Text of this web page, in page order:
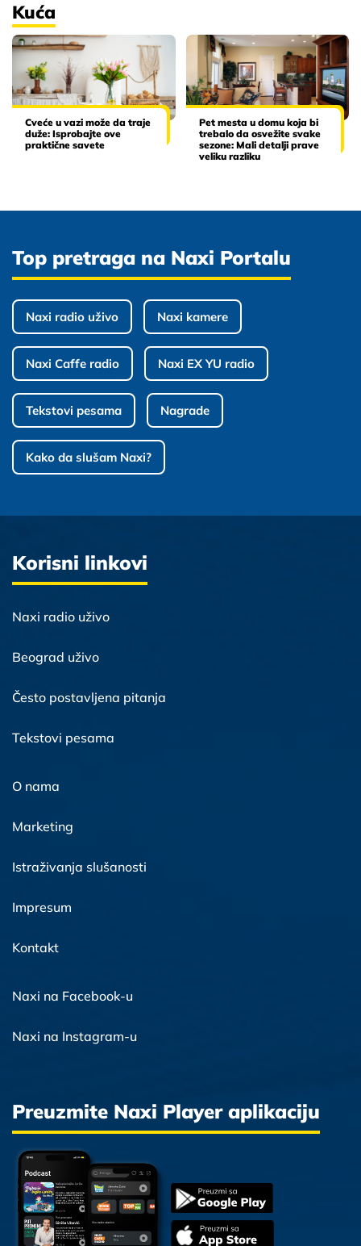
Kuća
Cveće u vazi može da traje
duže: Isprobajte ove
praktične savete
Pet mesta u domu koja bi
trebalo da osvežite svake
sezone: Mali detalji prave
veliku razliku
Top pretraga na Naxi Portalu
Naxi radio uživo Naxi kamere
Naxi Caffe radio Naxi EX YU radio
Tekstovi pesama Nagrade
Kako da slušam Naxi?
Korisni linkovi
Naxi radio uživo
Beograd uživo
Često postavljena pitanja
Tekstovi pesama
O nama
Marketing
Istraživanja slušanosti
Impresum
Kontakt
Naxi na Facebook-u
Naxi na Instagram-u
Preuzmite Naxi Player aplikaciju